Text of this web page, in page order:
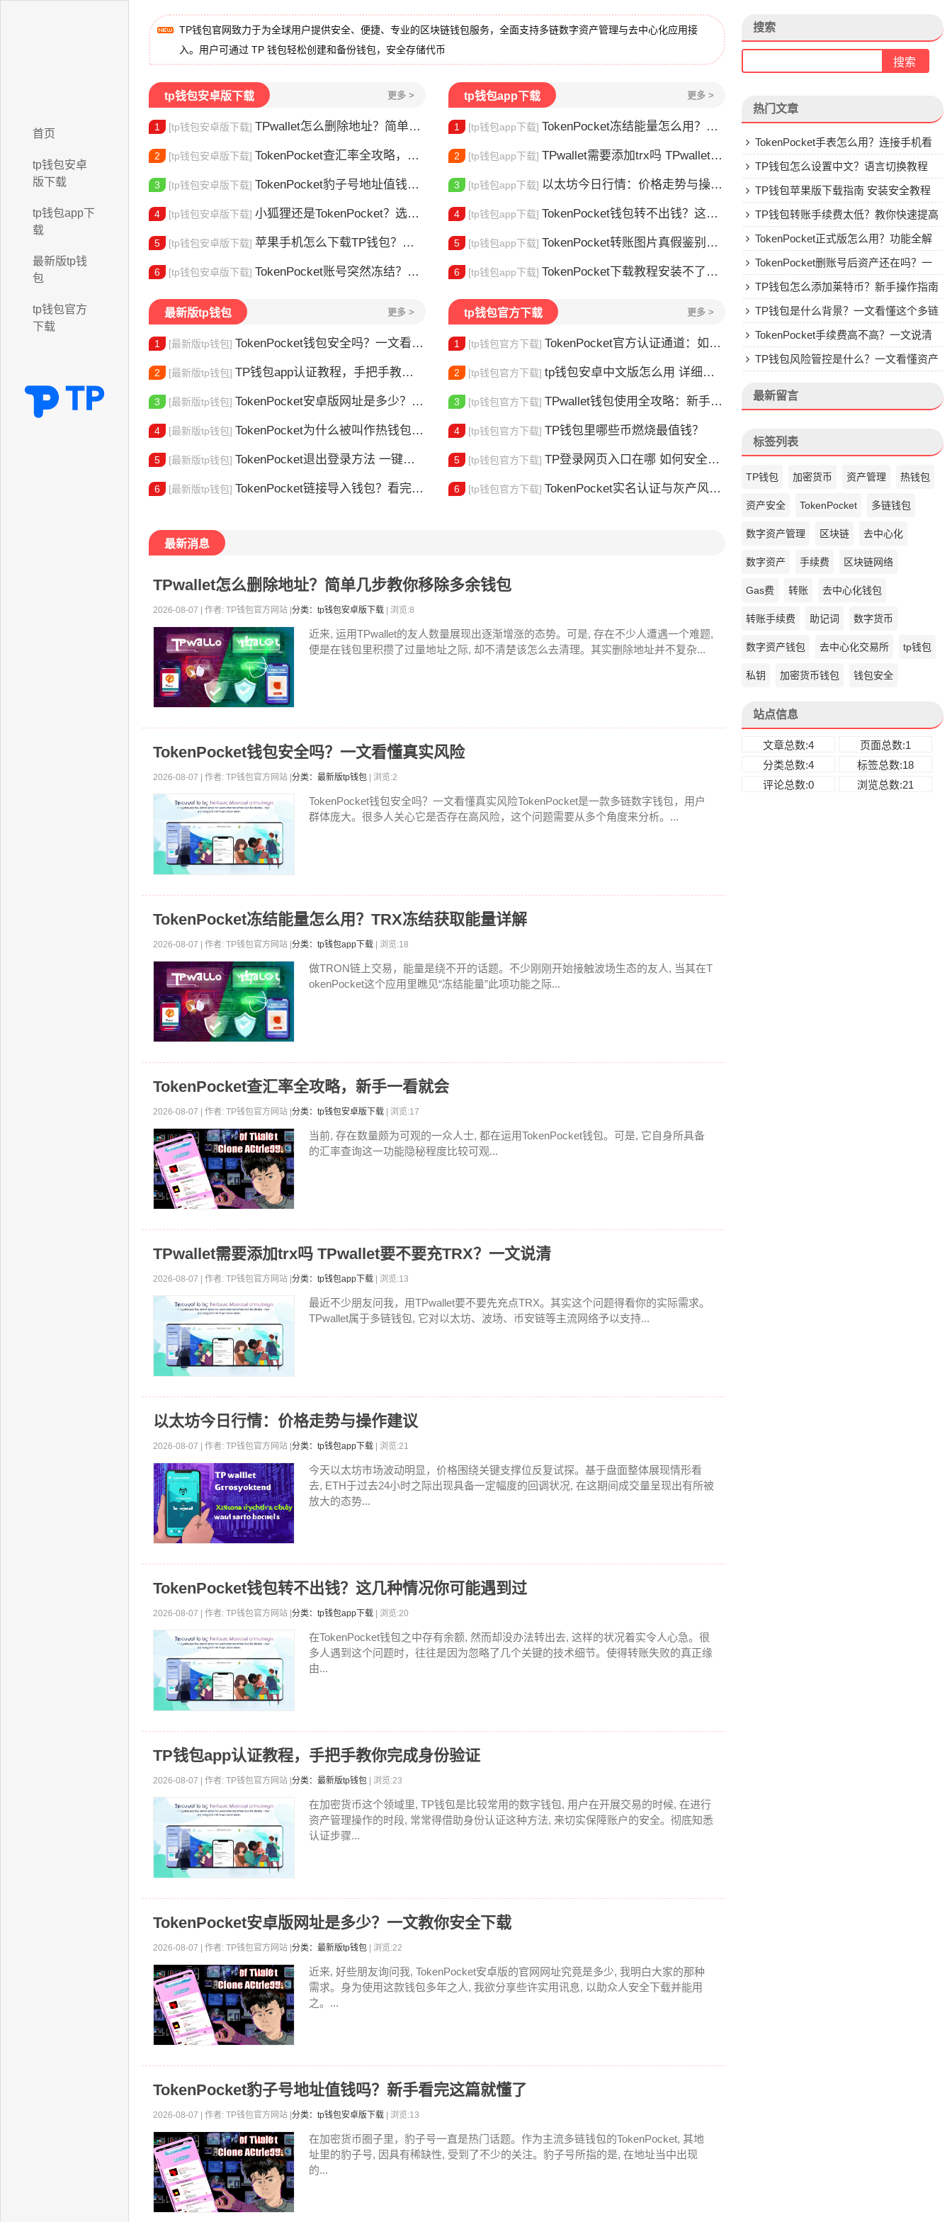
首页
tp钱包安卓
版下载
tp钱包app下
载
最新版tp钱
包
tp钱包官方
下载
TP钱包官网致力于为全球用户提供安全、便捷、专业的区块链钱包服务，全面支持多链数字资产管理与去中心化应用接
入。用户可通过 TP 钱包轻松创建和备份钱包，安全存储代币
tp钱包安卓版下载 更多 >
1 [tp钱包安卓版下载] TPwallet怎么删除地址？简单几步教你移除多余钱包
2 [tp钱包安卓版下载] TokenPocket查汇率全攻略，新手一看就会
3 [tp钱包安卓版下载] TokenPocket豹子号地址值钱吗？新手看完这篇就懂了
4 [tp钱包安卓版下载] 小狐狸还是TokenPocket？选对钱包很重要
5 [tp钱包安卓版下载] 苹果手机怎么下载TP钱包？安装教程来了
6 [tp钱包安卓版下载] TokenPocket账号突然冻结？三步教你快速解冻
tp钱包app下载 更多 >
1 [tp钱包app下载] TokenPocket冻结能量怎么用？TRX冻结获取能量详解
2 [tp钱包app下载] TPwallet需要添加trx吗 TPwallet要不要充TRX？一文说清
3 [tp钱包app下载] 以太坊今日行情：价格走势与操作建议
4 [tp钱包app下载] TokenPocket钱包转不出钱？这几种情况你可能遇到过
5 [tp钱包app下载] TokenPocket转账图片真假鉴别全攻略
6 [tp钱包app下载] TokenPocket下载教程安装不了怎么办？手把手教你解决
最新版tp钱包 更多 >
1 [最新版tp钱包] TokenPocket钱包安全吗？一文看懂真实风险
2 [最新版tp钱包] TP钱包app认证教程，手把手教你完成身份验证
3 [最新版tp钱包] TokenPocket安卓版网址是多少？一文教你安全下载
4 [最新版tp钱包] TokenPocket为什么被叫作热钱包？一文讲清楚
5 [最新版tp钱包] TokenPocket退出登录方法 一键切换账号超简单
6 [最新版tp钱包] TokenPocket链接导入钱包？看完这篇就懂了
tp钱包官方下载 更多 >
1 [tp钱包官方下载] TokenPocket官方认证通道：如何找到真正的官方渠道
2 [tp钱包官方下载] tp钱包安卓中文版怎么用 详细安装教程
3 [tp钱包官方下载] TPwallet钱包使用全攻略：新手也能快速上手掌握
4 [tp钱包官方下载] TP钱包里哪些币燃烧最值钱？
5 [tp钱包官方下载] TP登录网页入口在哪 如何安全快速登陆平台
6 [tp钱包官方下载] TokenPocket实名认证与灰产风险全解析
最新消息
TPwallet怎么删除地址？简单几步教你移除多余钱包
2026-08-07 | 作者: TP钱包官方网站 | 分类：tp钱包安卓版下载 | 浏览:8
近来, 运用TPwallet的友人数量展现出逐渐增涨的态势。可是, 存在不少人遭遇一个难题,
便是在钱包里积攒了过量地址之际, 却不清楚该怎么去清理。其实删除地址并不复杂...
TokenPocket钱包安全吗？一文看懂真实风险
2026-08-07 | 作者: TP钱包官方网站 | 分类：最新版tp钱包 | 浏览:2
TokenPocket钱包安全吗？一文看懂真实风险TokenPocket是一款多链数字钱包，用户
群体庞大。很多人关心它是否存在高风险，这个问题需要从多个角度来分析。...
TokenPocket冻结能量怎么用？TRX冻结获取能量详解
2026-08-07 | 作者: TP钱包官方网站 | 分类：tp钱包app下载 | 浏览:18
做TRON链上交易，能量是绕不开的话题。不少刚刚开始接触波场生态的友人, 当其在T
okenPocket这个应用里瞧见“冻结能量”此项功能之际...
TokenPocket查汇率全攻略，新手一看就会
2026-08-07 | 作者: TP钱包官方网站 | 分类：tp钱包安卓版下载 | 浏览:17
当前, 存在数量颇为可观的一众人士, 都在运用TokenPocket钱包。可是, 它自身所具备
的汇率查询这一功能隐秘程度比较可观...
TPwallet需要添加trx吗 TPwallet要不要充TRX？一文说清
2026-08-07 | 作者: TP钱包官方网站 | 分类：tp钱包app下载 | 浏览:13
最近不少朋友问我，用TPwallet要不要先充点TRX。其实这个问题得看你的实际需求。
TPwallet属于多链钱包, 它对以太坊、波场、币安链等主流网络予以支持...
以太坊今日行情：价格走势与操作建议
2026-08-07 | 作者: TP钱包官方网站 | 分类：tp钱包app下载 | 浏览:21
今天以太坊市场波动明显，价格围绕关键支撑位反复试探。基于盘面整体展现情形看
去, ETH于过去24小时之际出现具备一定幅度的回调状况, 在这期间成交量呈现出有所被
放大的态势...
TokenPocket钱包转不出钱？这几种情况你可能遇到过
2026-08-07 | 作者: TP钱包官方网站 | 分类：tp钱包app下载 | 浏览:20
在TokenPocket钱包之中存有余额, 然而却没办法转出去, 这样的状况着实令人心急。很
多人遇到这个问题时，往往是因为忽略了几个关键的技术细节。使得转账失败的真正缘
由...
TP钱包app认证教程，手把手教你完成身份验证
2026-08-07 | 作者: TP钱包官方网站 | 分类：最新版tp钱包 | 浏览:23
在加密货币这个领域里, TP钱包是比较常用的数字钱包, 用户在开展交易的时候, 在进行
资产管理操作的时段, 常常得借助身份认证这种方法, 来切实保障账户的安全。彻底知悉
认证步骤...
TokenPocket安卓版网址是多少？一文教你安全下载
2026-08-07 | 作者: TP钱包官方网站 | 分类：最新版tp钱包 | 浏览:22
近来, 好些朋友询问我, TokenPocket安卓版的官网网址究竟是多少, 我明白大家的那种
需求。身为使用这款钱包多年之人, 我欲分享些许实用讯息, 以助众人安全下载并能用
之。...
TokenPocket豹子号地址值钱吗？新手看完这篇就懂了
2026-08-07 | 作者: TP钱包官方网站 | 分类：tp钱包安卓版下载 | 浏览:13
在加密货币圈子里，豹子号一直是热门话题。作为主流多链钱包的TokenPocket, 其地
址里的豹子号, 因具有稀缺性, 受到了不少的关注。豹子号所指的是, 在地址当中出现
的...
搜索
热门文章
TokenPocket手表怎么用？连接手机看
行情教程
TP钱包怎么设置中文？语言切换教程
TP钱包苹果版下载指南 安装安全教程
TP钱包转账手续费太低？教你快速提高
Gas费
TokenPocket正式版怎么用？功能全解
析与安全使用指南
TokenPocket删账号后资产还在吗？一
文讲清楚
TP钱包怎么添加莱特币？新手操作指南
TP钱包是什么背景？一文看懂这个多链
钱包的来头
TokenPocket手续费高不高？一文说清
楚TP钱包风险管控是什么？一文看懂资产
最新留言
标签列表
TP钱包 加密货币 资产管理 热钱包
资产安全 TokenPocket 多链钱包
数字资产管理 区块链 去中心化
数字资产 手续费 区块链网络
Gas费 转账 去中心化钱包
转账手续费 助记词 数字货币
数字资产钱包 去中心化交易所 tp钱包
私钥 加密货币钱包 钱包安全
站点信息
文章总数:4
页面总数:1
分类总数:4
标签总数:18
评论总数:0
浏览总数:21